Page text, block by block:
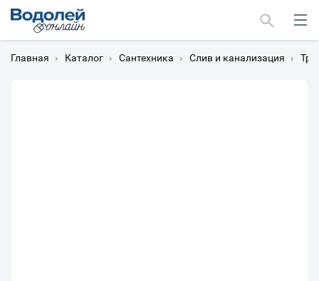
Главная › Каталог › Сантехника › Слив и канализация ›